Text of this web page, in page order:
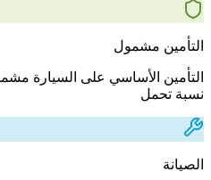
التأمين مشمول
التأمين الأساسي على السيارة
نسبة تحمل
الصيانة